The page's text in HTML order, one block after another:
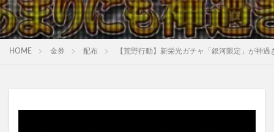
HOME 金券 配布 【荒野行動】新栄光ガチャ「銀河限定」が神